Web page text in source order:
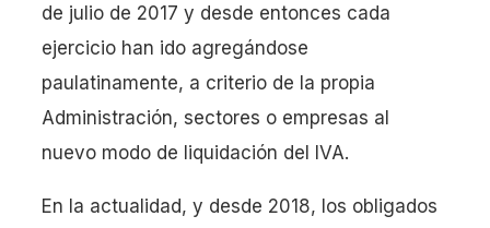
de julio de 2017 y desde entonces cada
ejercicio han ido agregándose
paulatinamente, a criterio de la propia
Administración, sectores o empresas al
nuevo modo de liquidación del IVA.
En la actualidad, y desde 2018, los obligados